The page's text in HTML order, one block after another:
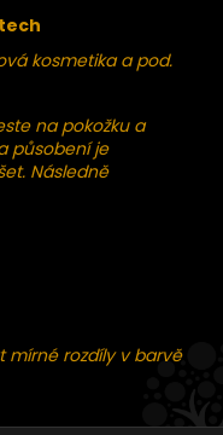
kosmetika a pod.
na pokožku a
působení je
Následně
mírné rozdíly v barvě